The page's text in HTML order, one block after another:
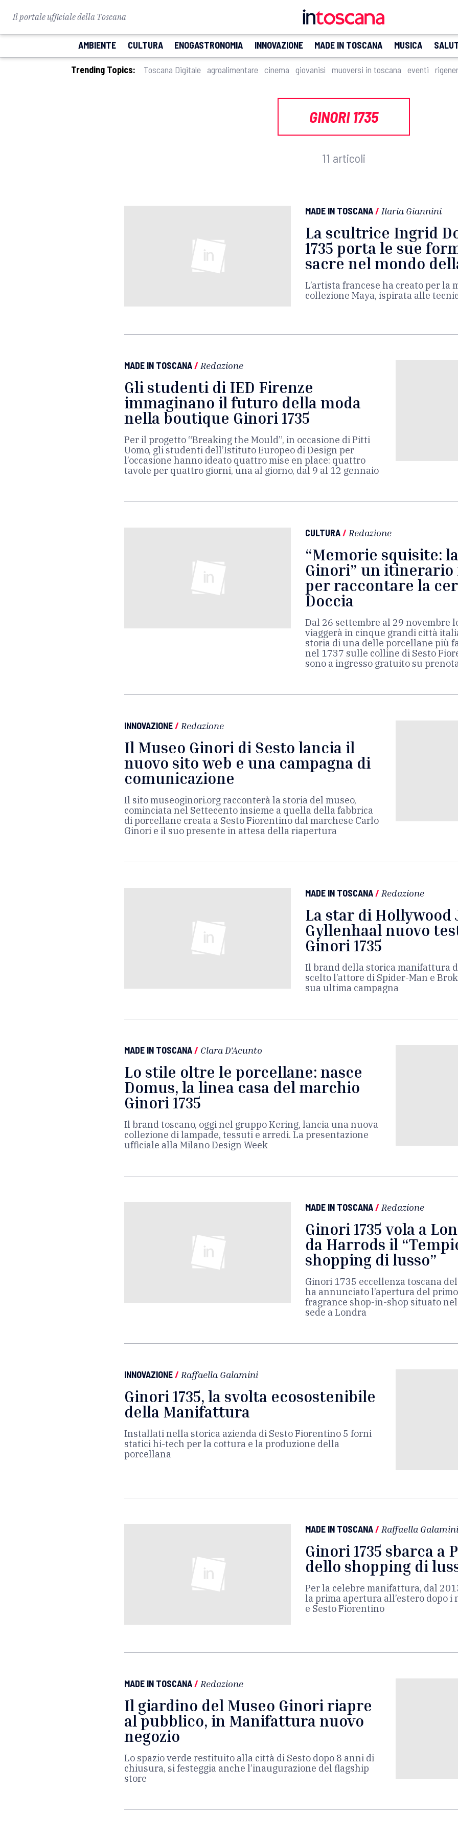
Il portale ufficiale della Toscana
AMBIENTE CULTURA ENOGASTRONOMIA INNOVAZIONE MADE IN TOSCANA MUSICA
Trending Topics: Toscana Digitale agroalimentare cinema giovanisì muoversi in toscana eventi
GINORI 1735
11 articoli
MADE IN TOSCANA/ Ilaria Giannini
La scultrice Ingrid
1735 porta le sue
sacre nel mondo
L’artista francese ha creato per
collezione Maya, ispirata alle
MADE IN TOSCANA/ Redazione
Gli studenti di IED Firenze
immaginano il futuro della moda
nella boutique Ginori 1735
Per il progetto “Breaking the Mould”, in occasione di Pitti
Uomo, gli studenti dell’Istituto Europeo di Design per
l’occasione hanno ideato quattro mise en place: quattro
tavole per quattro giorni, una al giorno, dal 9 al 12 gennaio
CULTURA/ Redazione
“Memorie squisite:
Ginori” un
per raccontare la
Doccia
Dal 26 settembre al 29 novembre
viaggerà in cinque grandi città
storia di una delle porcellane più
nel 1737 sulle colline di Sesto
sono a ingresso gratuito su
INNOVAZIONE/ Redazione
Il Museo Ginori di Sesto lancia il
nuovo sito web e una campagna di
comunicazione
Il sito museoginori.org racconterà la storia del museo,
cominciata nel Settecento insieme a quella della fabbrica
di porcellane creata a Sesto Fiorentino dal marchese Carlo
Ginori e il suo presente in attesa della riapertura
MADE IN TOSCANA/ Redazione
La star di Hollywood
Gyllenhaal nuovo
Ginori 1735
Il brand della storica manifattura
scelto l’attore di Spider-Man e
sua ultima campagna
MADE IN TOSCANA/ Clara D'Acunto
Lo stile oltre le porcellane: nasce
Domus, la linea casa del marchio
Ginori 1735
Il brand toscano, oggi nel gruppo Kering, lancia una nuova
collezione di lampade, tessuti e arredi. La presentazione
ufficiale alla Milano Design Week
MADE IN TOSCANA/ Redazione
Ginori 1735 vola a
da Harrods il
shopping di lusso”
Ginori 1735 eccellenza toscana
ha annunciato l’apertura del
fragrance shop-in-shop situato
sede a Londra
INNOVAZIONE/ Raffaella Galamini
Ginori 1735, la svolta ecosostenibile
della Manifattura
Installati nella storica azienda di Sesto Fiorentino 5 forni
statici hi-tech per la cottura e la produzione della
porcellana
MADE IN TOSCANA/ Raffaella Galamini
Ginori 1735 sbarca a
dello shopping di
Per la celebre manifattura, dal
la prima apertura all’estero dopo i
e Sesto Fiorentino
MADE IN TOSCANA/ Redazione
Il giardino del Museo Ginori riapre
al pubblico, in Manifattura nuovo
negozio
Lo spazio verde restituito alla città di Sesto dopo 8 anni di
chiusura, si festeggia anche l’inaugurazione del flagship
store